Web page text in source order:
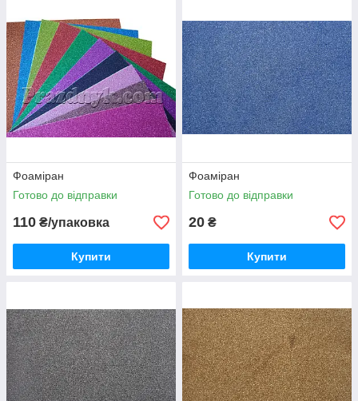
Фоаміран
Готово до відправки
110 ₴/упаковка
Купити
Фоаміран
Готово до відправки
20 ₴
Купити